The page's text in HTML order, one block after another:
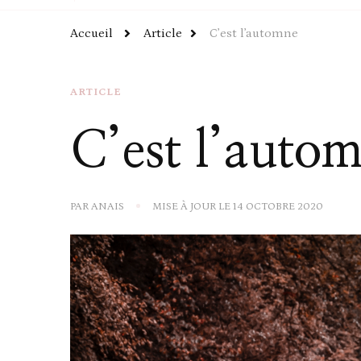
Accueil Article C’est l’automne
ARTICLE
C’est
PAR ANAIS MISE À JOUR LE 14 OCTOBRE 2020